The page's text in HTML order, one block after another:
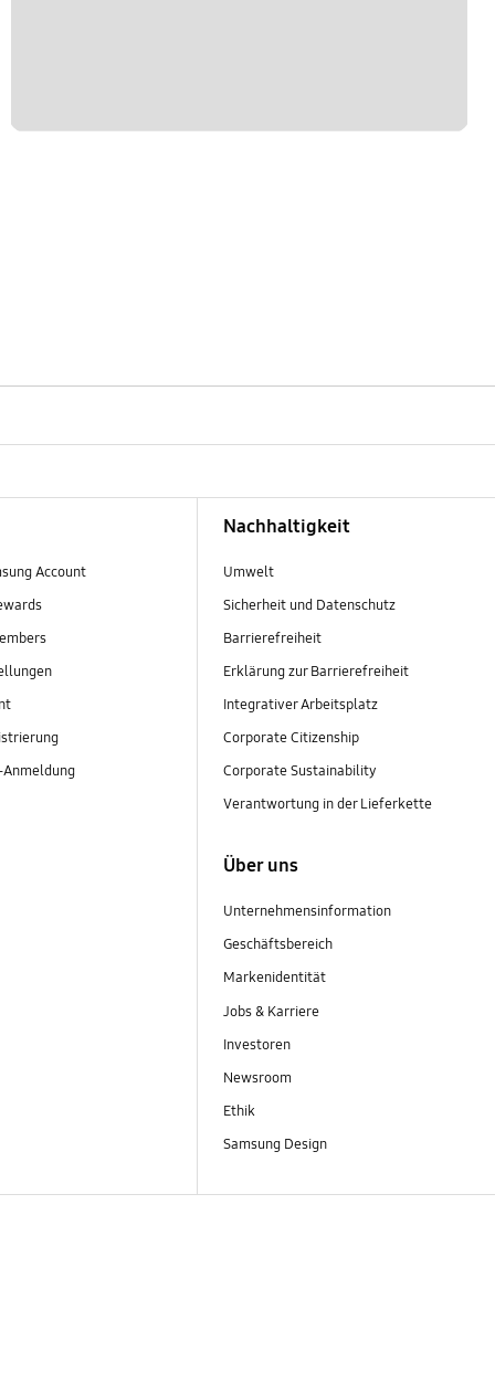
Account
Nachhaltigkeit
Umwelt
Sicherheit und Datenschutz
Barrierefreiheit
Erklärung zur Barrierefreiheit
Integrativer Arbeitsplatz
Corporate Citizenship
Corporate Sustainability
Verantwortung in der Lieferkette
Über uns
Unternehmensinformation
Geschäftsbereich
Markenidentität
Jobs & Karriere
Investoren
Newsroom
Ethik
Samsung Design